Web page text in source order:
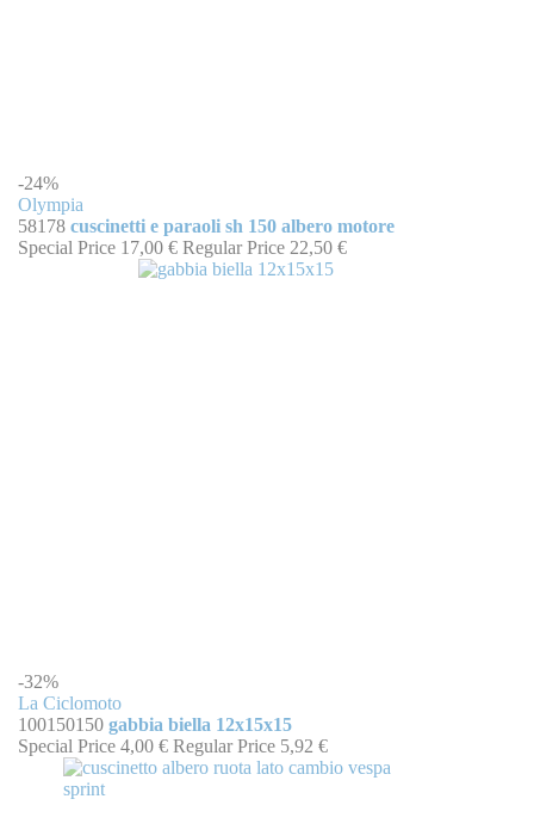
-24%
Olympia
58178 cuscinetti e paraoli sh 150 albero motore
Special Price 17,00 € Regular Price 22,50 €
-32%
La Ciclomoto
100150150 gabbia biella 12x15x15
Special Price 4,00 € Regular Price 5,92 €